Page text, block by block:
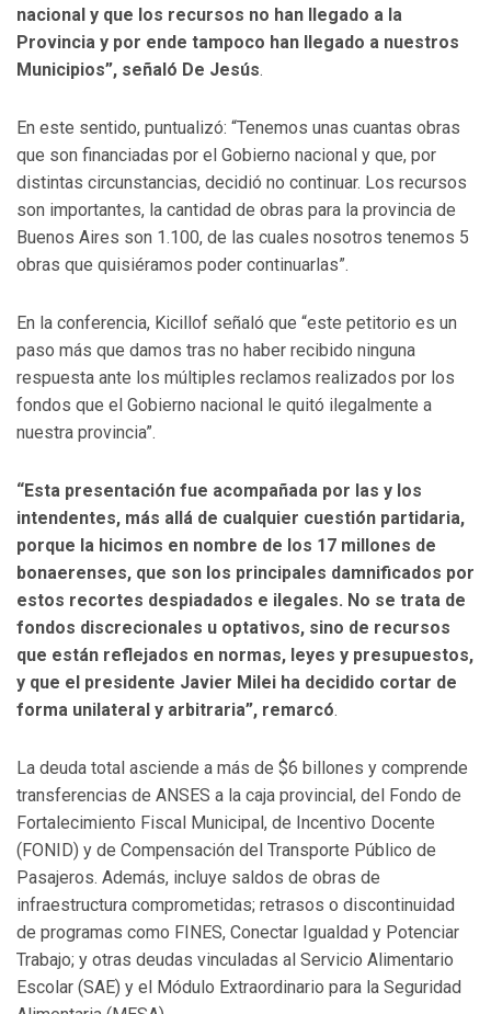
nacional y que los recursos no han llegado a la
Provincia y por ende tampoco han llegado a nuestros
Municipios”, señaló De Jesús.
En este sentido, puntualizó: “Tenemos unas cuantas obras
que son financiadas por el Gobierno nacional y que, por
distintas circunstancias, decidió no continuar. Los recursos
son importantes, la cantidad de obras para la provincia de
Buenos Aires son 1.100, de las cuales nosotros tenemos 5
obras que quisiéramos poder continuarlas”.
En la conferencia, Kicillof señaló que “este petitorio es un
paso más que damos tras no haber recibido ninguna
respuesta ante los múltiples reclamos realizados por los
fondos que el Gobierno nacional le quitó ilegalmente a
nuestra provincia”.
“Esta presentación fue acompañada por las y los
intendentes, más allá de cualquier cuestión partidaria,
porque la hicimos en nombre de los 17 millones de
bonaerenses, que son los principales damnificados por
estos recortes despiadados e ilegales. No se trata de
fondos discrecionales u optativos, sino de recursos
que están reflejados en normas, leyes y presupuestos,
y que el presidente Javier Milei ha decidido cortar de
forma unilateral y arbitraria”, remarcó.
La deuda total asciende a más de $6 billones y comprende
transferencias de ANSES a la caja provincial, del Fondo de
Fortalecimiento Fiscal Municipal, de Incentivo Docente
(FONID) y de Compensación del Transporte Público de
Pasajeros. Además, incluye saldos de obras de
infraestructura comprometidas; retrasos o discontinuidad
de programas como FINES, Conectar Igualdad y Potenciar
Trabajo; y otras deudas vinculadas al Servicio Alimentario
Escolar (SAE) y el Módulo Extraordinario para la Seguridad